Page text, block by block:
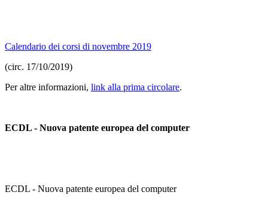
Calendario dei corsi di novembre 2019
(circ. 17/10/2019)
Per altre informazioni, link alla prima circolare.
ECDL - Nuova patente europea del computer
ECDL - Nuova patente europea del computer